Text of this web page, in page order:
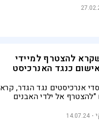
בעלת היקב, הילה בוז'ו,
לסחיטה ובארגון "עד כאן"
להצטרף למיידי
כנגד האנרכיסט
אנרכיסטים נגד הגדר, קרא
אל ילדי האבנים
את המאבק
למאבק באפרטהייד בדרום
14.07.24